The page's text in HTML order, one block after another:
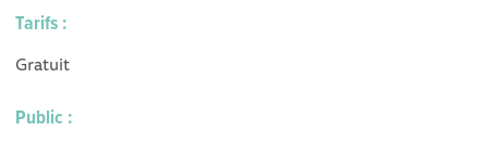
Tarifs :
Gratuit
Public :